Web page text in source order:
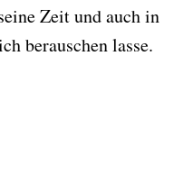
Zeit und auch in
berauschen lasse.